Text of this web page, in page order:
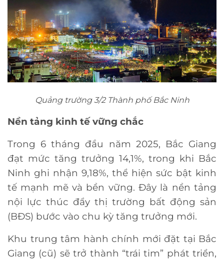
Quảng trường 3/2 Thành phố Bắc Ninh
Nền tảng kinh tế vững chắc
Trong 6 tháng đầu năm 2025, Bắc Giang
đạt mức tăng trưởng 14,1%, trong khi Bắc
Ninh ghi nhận 9,18%, thể hiện sức bật kinh
tế mạnh mẽ và bền vững. Đây là nền tảng
nội lực thúc đẩy thị trường bất động sản
(BĐS) bước vào chu kỳ tăng trưởng mới.
Khu trung tâm hành chính mới đặt tại Bắc
Giang (cũ) sẽ trở thành “trái tim” phát triển,